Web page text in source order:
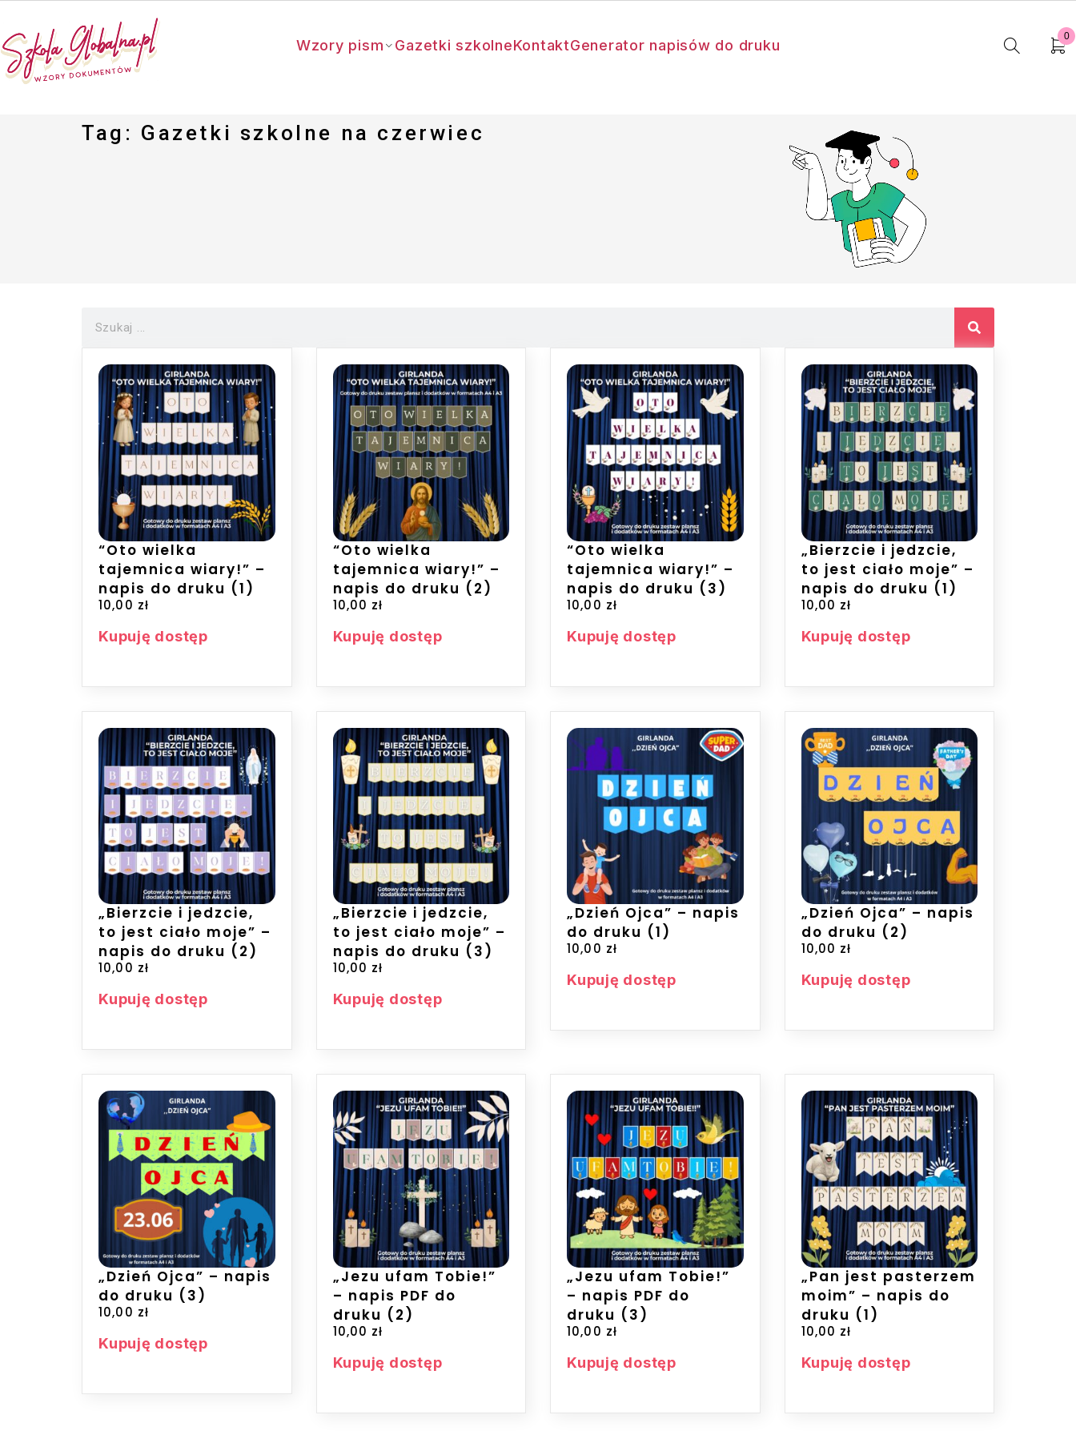
Wzory pism Gazetki szkolneKontaktGenerator napisów do druku
0
Tag: Gazetki szkolne na czerwiec
“Oto wielka
tajemnica wiary!” –
napis do druku (1)
10,00 zł
Kupuję dostęp
“Oto wielka
tajemnica wiary!” –
napis do druku (2)
10,00 zł
Kupuję dostęp
“Oto wielka
tajemnica wiary!” –
napis do druku (3)
10,00 zł
Kupuję dostęp
„Bierzcie i jedzcie,
to jest ciało moje” –
napis do druku (1)
10,00 zł
Kupuję dostęp
„Bierzcie i jedzcie,
to jest ciało moje” –
napis do druku (2)
10,00 zł
Kupuję dostęp
„Bierzcie i jedzcie,
to jest ciało moje” –
napis do druku (3)
10,00 zł
Kupuję dostęp
„Dzień Ojca” – napis
do druku (1)
10,00 zł
Kupuję dostęp
„Dzień Ojca” – napis
do druku (2)
10,00 zł
Kupuję dostęp
„Dzień Ojca” – napis
do druku (3)
10,00 zł
Kupuję dostęp
„Jezu ufam Tobie!”
– napis PDF do
druku (2)
10,00 zł
Kupuję dostęp
„Jezu ufam Tobie!”
– napis PDF do
druku (3)
10,00 zł
Kupuję dostęp
„Pan jest pasterzem
moim” – napis do
druku (1)
10,00 zł
Kupuję dostęp